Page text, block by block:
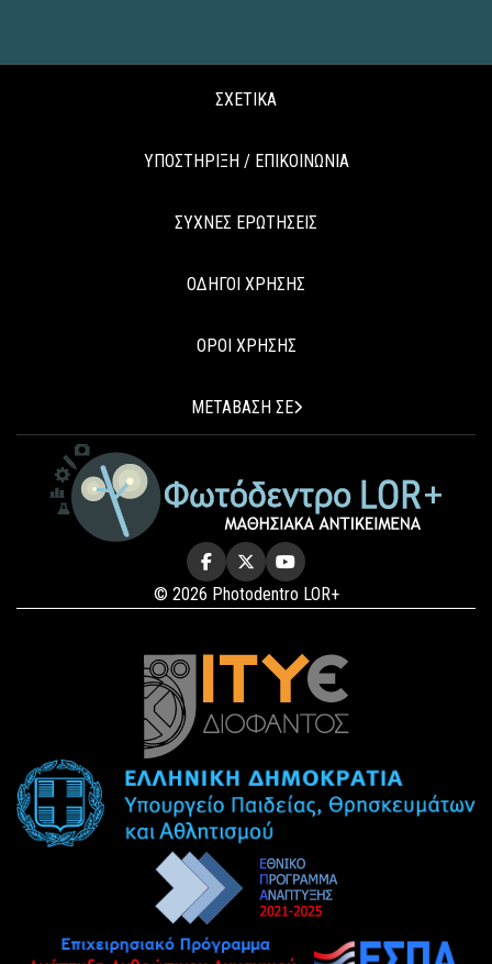
ΣΧΕΤΙΚΑ
ΥΠΟΣΤΗΡΙΞΗ / ΕΠΙΚΟΙΝΩΝΙΑ
ΣΥΧΝΕΣ ΕΡΩΤΗΣΕΙΣ
ΟΔΗΓΟΙ ΧΡΗΣΗΣ
ΟΡΟΙ ΧΡΗΣΗΣ
ΜΕΤΑΒΑΣΗ ΣΕ
© 2026 Photodentro LOR+